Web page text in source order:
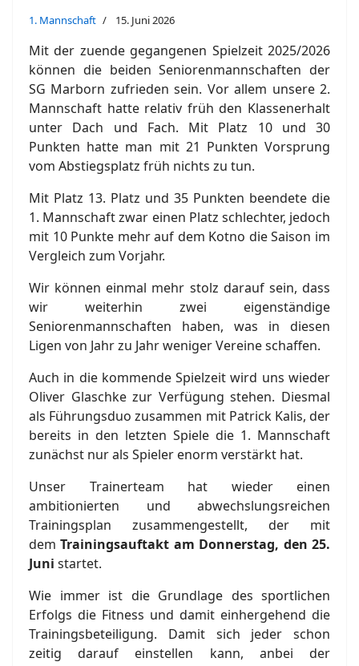
1. Mannschaft 15. Juni 2026
Mit der zuende gegangenen Spielzeit 2025/2026
können die beiden Seniorenmannschaften der
SG Marborn zufrieden sein. Vor allem unsere 2.
Mannschaft hatte relativ früh den Klassenerhalt
unter Dach und Fach. Mit Platz 10 und 30
Punkten hatte man mit 21 Punkten Vorsprung
vom Abstiegsplatz früh nichts zu tun.
Mit Platz 13. Platz und 35 Punkten beendete die
1. Mannschaft zwar einen Platz schlechter, jedoch
mit 10 Punkte mehr auf dem Kotno die Saison im
Vergleich zum Vorjahr.
Wir können einmal mehr stolz darauf sein, dass
wir weiterhin zwei eigenständige
Seniorenmannschaften haben, was in diesen
Ligen von Jahr zu Jahr weniger Vereine schaffen.
Auch in die kommende Spielzeit wird uns wieder
Oliver Glaschke zur Verfügung stehen. Diesmal
als Führungsduo zusammen mit Patrick Kalis, der
bereits in den letzten Spiele die 1. Mannschaft
zunächst nur als Spieler enorm verstärkt hat.
Unser Trainerteam hat wieder einen
ambitionierten und abwechslungsreichen
Trainingsplan zusammengestellt, der mit
demTrainingsauftakt am Donnerstag, den 25.
Juni startet.
Wie immer ist die Grundlage des sportlichen
Erfolgs die Fitness und damit einhergehend die
Trainingsbeteiligung. Damit sich jeder schon
zeitig darauf einstellen kann, anbei der